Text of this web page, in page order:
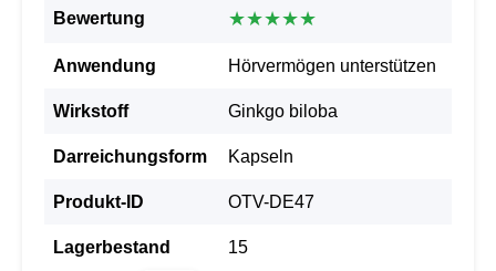
Bewertung ★★★★★
Anwendung Hörvermögen unterstützen
Wirkstoff Ginkgo biloba
Darreichungsform Kapseln
Produkt-ID OTV-DE47
Lagerbestand 15